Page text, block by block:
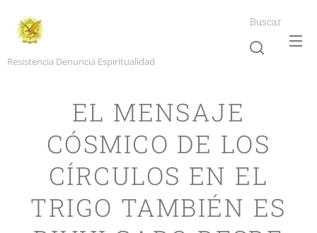
Resistencia Denuncia Espiritualidad
Buscar
EL MENSAJE
CÓSMICO DE LOS
CÍRCULOS EN EL
TRIGO TAMBIÉN ES